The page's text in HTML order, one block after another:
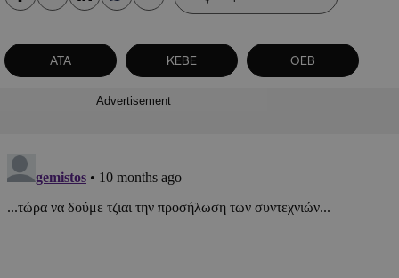
ΑΤΑ ΚΕΒΕ ΟΕΒ
Advertisement